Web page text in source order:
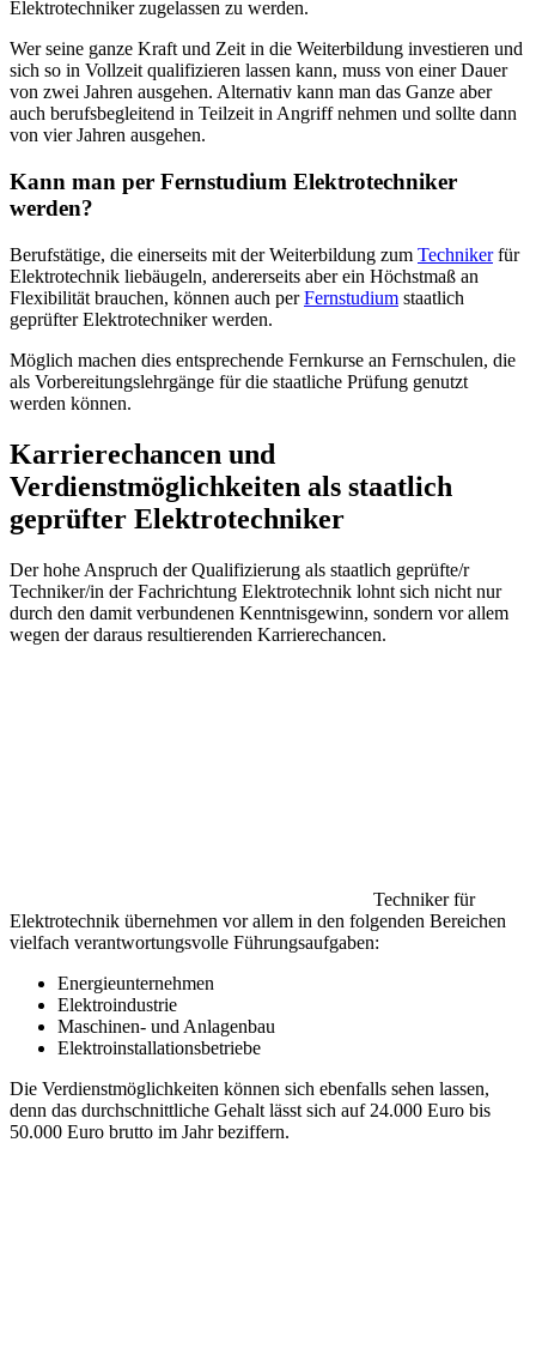
Elektrotechniker zugelassen zu werden.
Wer seine ganze Kraft und Zeit in die Weiterbildung investieren und
sich so in Vollzeit qualifizieren lassen kann, muss von einer Dauer
von zwei Jahren ausgehen. Alternativ kann man das Ganze aber
auch berufsbegleitend in Teilzeit in Angriff nehmen und sollte dann
von vier Jahren ausgehen.
Kann man per Fernstudium Elektrotechniker
werden?
Berufstätige, die einerseits mit der Weiterbildung zum Technikerfür
Elektrotechnik liebäugeln, andererseits aber ein Höchstmaß an
Flexibilität brauchen, können auch perFernstudium staatlich
geprüfter Elektrotechniker werden.
Möglich machen dies entsprechende Fernkurse an Fernschulen, die
als Vorbereitungslehrgänge für die staatliche Prüfung genutzt
werden können.
Karrierechancen und
Verdienstmöglichkeiten als staatlich
geprüfter Elektrotechniker
Der hohe Anspruch der Qualifizierung als staatlich geprüfte/r
Techniker/in der Fachrichtung Elektrotechnik lohnt sich nicht nur
durch den damit verbundenen Kenntnisgewinn, sondern vor allem
wegen der daraus resultierenden Karrierechancen.
Techniker für
Elektrotechnik übernehmen vor allem in den folgenden Bereichen
vielfach verantwortungsvolle Führungsaufgaben:
Energieunternehmen
Elektroindustrie
Maschinen- und Anlagenbau
Elektroinstallationsbetriebe
Die Verdienstmöglichkeiten können sich ebenfalls sehen lassen,
denn das durchschnittliche Gehalt lässt sich auf 24.000 Euro bis
50.000 Euro brutto im Jahr beziffern.